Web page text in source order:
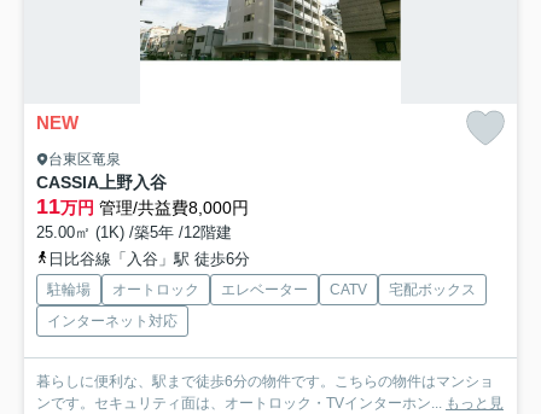
NEW
台東区竜泉
CASSIA上野入谷
11万円 管理/共益費8,000円
25.00㎡ (1K) /築5年 /12階建
日比谷線「入谷」駅 徒歩6分
駐輪場 オートロック エレベーター CATV
宅配ボックス
インターネット対応
暮らしに便利な、駅まで徒歩6分の物件です。こちらの物件はマンショ
ンです。セキュリティ面は、オートロック・TVインターホン... もっと見